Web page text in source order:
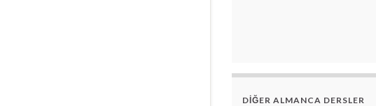
DİĞER ALMANCA DERSLER